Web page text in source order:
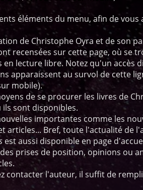
éléments du menu, afin de vous
de Christophe Oyra et de son
recensées sur cette page, où se
en lecture libre. Notez qu'un accès
apparaissent au survol de cette
mobile).
de se procurer les livres de
sont disponibles.
importantes comme les
articles... Bref, toute l'actualité de
est aussi disponible en page
prises de position, opinions ou
contacter l'auteur, il suffit de